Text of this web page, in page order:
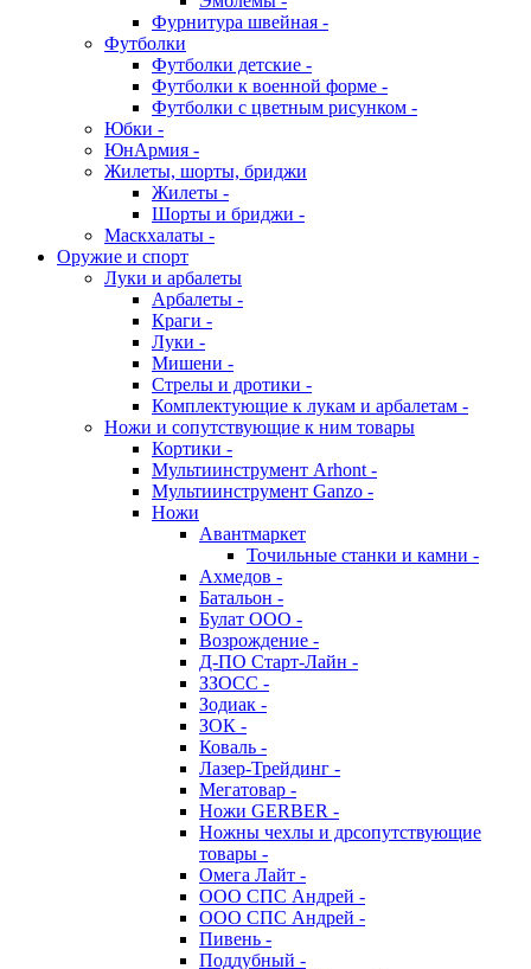
Фурнитура швейная -
Футболки
Футболки детские -
Футболки к военной форме -
Футболки с цветным рисунком -
Юбки -
ЮнАрмия -
Жилеты, шорты, бриджи
Жилеты -
Шорты и бриджи -
Маскхалаты -
Оружие и спорт
Луки и арбалеты
Арбалеты -
Краги -
Луки -
Мишени -
Стрелы и дротики -
Комплектующие к лукам и арбалетам -
Ножи и сопутствующие к ним товары
Кортики -
Мультиинструмент Arhont -
Мультиинструмент Ganzo -
Ножи
Авантмаркет
Точильные станки и камни -
Ахмедов -
Батальон -
Булат ООО -
Возрождение -
Д-ПО Старт-Лайн -
ЗЗОСС -
Зодиак -
ЗОК -
Коваль -
Лазер-Трейдинг -
Мегатовар -
Ножи GERBER -
Ножны чехлы и дрсопутствующие
товары -
Омега Лайт -
ООО СПС Андрей -
ООО СПС Андрей -
Пивень -
Поддубный -